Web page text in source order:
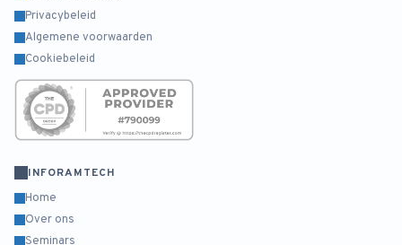
Privacybeleid
Algemene voorwaarden
Cookiebeleid
INFORAMTECH
Home
Over ons
Seminars